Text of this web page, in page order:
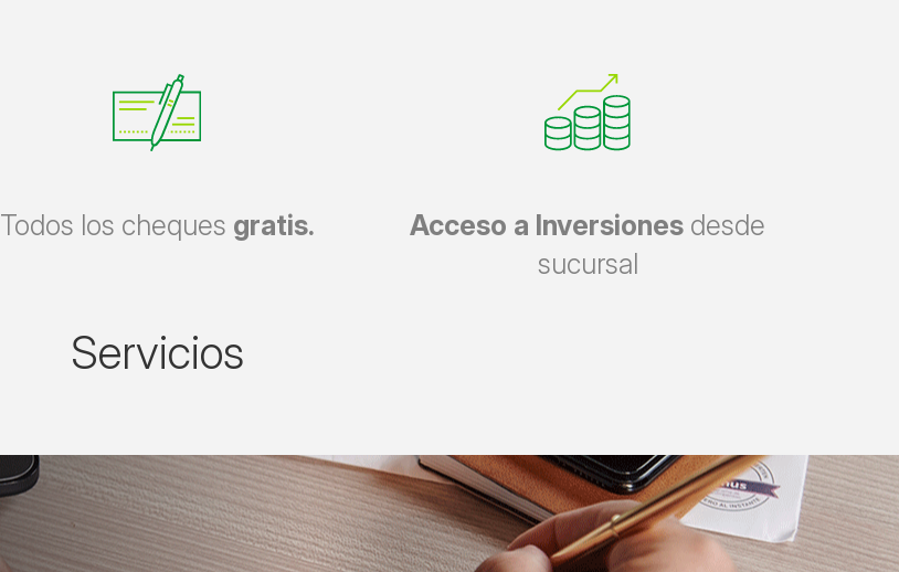
Todos los cheques gratis. Acceso a Inversiones desde
sucursal
Servicios